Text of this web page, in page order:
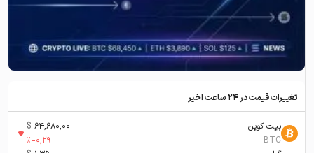
تغییرات قیمت در ۲۴ ساعت اخیر
بیت کوین
BTC
64,680,00
$
%-0,29